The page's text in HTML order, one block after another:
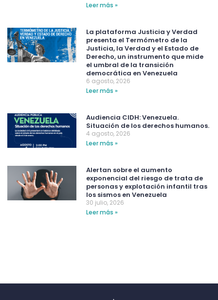
Leer más »
La plataforma Justicia y Verdad
presenta el Termómetro de la
Justicia, la Verdad y el Estado de
Derecho, un instrumento que mide
el umbral de la transición
democrática en Venezuela
6 agosto, 2026
Leer más »
Audiencia CIDH: Venezuela.
Situación de los derechos humanos.
4 agosto, 2026
Leer más »
Alertan sobre el aumento
exponencial del riesgo de trata de
personas y explotación infantil tras
los sismos en Venezuela
30 julio, 2026
Leer más »